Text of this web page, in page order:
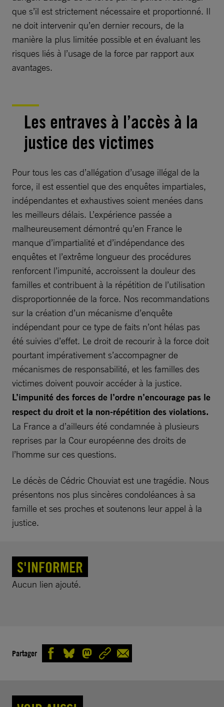
que s’il est strictement nécessaire et proportionné. Il
ne doit intervenir qu’en dernier recours, de la
manière la plus limitée possible et en évaluant les
risques liés à l’usage de la force par rapport aux
avantages.
Les entraves à l’accès à la
justice des victimes
Pour tous les cas d’allégation d’usage illégal de la
force, il est essentiel que des enquêtes impartiales,
indépendantes et exhaustives soient menées dans
les meilleurs délais. L’expérience passée a
malheureusement démontré qu’en France le
manque d’impartialité et d’indépendance des
enquêtes et l’extrême longueur des procédures
renforcent l’impunité, accroissent la douleur des
familles et contribuent à la répétition de l’utilisation
disproportionnée de la force. Nos recommandations
sur la création d’un mécanisme d’enquête
indépendant pour ce type de faits n’ont hélas pas
été suivies d’effet. Le droit de recourir à la force doit
pourtant impérativement s’accompagner de
mécanismes de responsabilité, et les familles des
victimes doivent pouvoir accéder à la justice.
L’impunité des forces de l’ordre n’encourage pas le
respect du droit et la non-répétition des violations.
La France a d’ailleurs été condamnée à plusieurs
reprises par la Cour européenne des droits de
l’homme sur ces questions.
Le décès de Cédric Chouviat est une tragédie. Nous
présentons nos plus sincères condoléances à sa
famille et ses proches et soutenons leur appel à la
justice.
S'INFORMER
Aucun lien ajouté.
Partager